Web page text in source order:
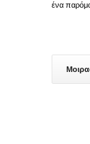
ένα